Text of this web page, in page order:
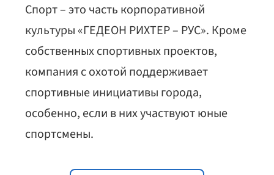
Спорт – это часть корпоративной
культуры «ГЕДЕОН РИХТЕР – РУС». Кроме
собственных спортивных проектов,
компания с охотой поддерживает
спортивные инициативы города,
особенно, если в них участвуют юные
спортсмены.